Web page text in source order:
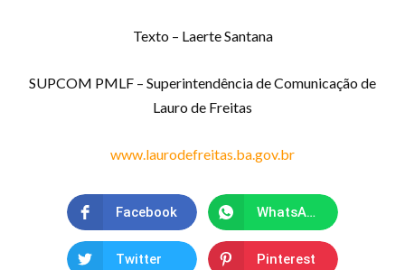
Texto – Laerte Santana
SUPCOM PMLF – Superintendência de Comunicação de
Lauro de Freitas
www.laurodefreitas.ba.gov.br
Facebook WhatsApp
Twitter Pinterest